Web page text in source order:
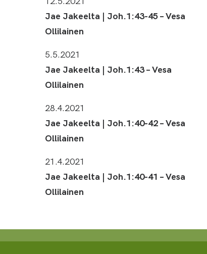
Jae Jakeelta | Joh.1:43-45 – Vesa
Ollilainen
5.5.2021
Jae Jakeelta | Joh.1:43 – Vesa
Ollilainen
28.4.2021
Jae Jakeelta | Joh.1:40-42 – Vesa
Ollilainen
21.4.2021
Jae Jakeelta | Joh.1:40-41 – Vesa
Ollilainen